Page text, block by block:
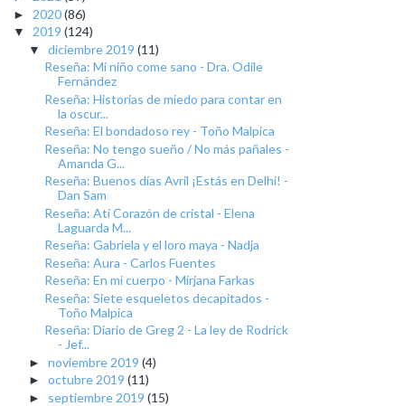
► 2020(86)
▼ 2019 (124)
▼ diciembre 2019 (11)
Reseña: Mi niño come sano - Dra. Odile
Fernández
Reseña: Historias de miedo para contar en
la oscur...
Reseña: El bondadoso rey - Toño Malpica
Reseña: No tengo sueño / No más pañales -
Amanda G...
Reseña: Buenos días Avril ¡Estás en Delhi! -
Dan Sam
Reseña: Ati Corazón de cristal - Elena
Laguarda M...
Reseña: Gabriela y el loro maya - Nadja
Reseña: Aura - Carlos Fuentes
Reseña: En mi cuerpo - Mirjana Farkas
Reseña: Siete esqueletos decapitados -
Toño Malpica
Reseña: Diario de Greg 2 - La ley de Rodrick
- Jef...
► noviembre 2019 (4)
► octubre 2019 (11)
► septiembre 2019 (15)